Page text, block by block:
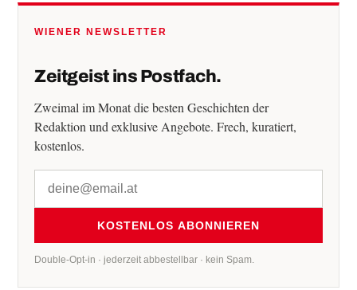
WIENER NEWSLETTER
Zeitgeist ins Postfach.
Zweimal im Monat die besten Geschichten der
Redaktion und exklusive Angebote. Frech, kuratiert,
kostenlos.
KOSTENLOS ABONNIEREN
Double-Opt-in · jederzeit abbestellbar · kein Spam.